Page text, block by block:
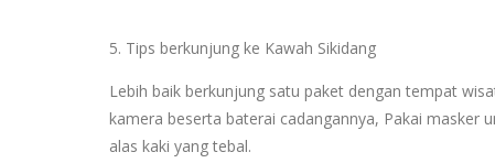
5. Tips berkunjung ke Kawah Sikidang
Lebih baik berkunjung satu paket dengan tempat
kamera beserta baterai cadangannya, Pakai masker
alas kaki yang tebal.